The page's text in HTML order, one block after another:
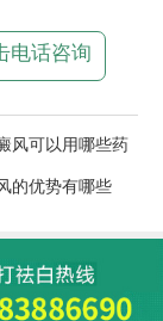
电话咨询
风可以用哪些药
的优势有哪些